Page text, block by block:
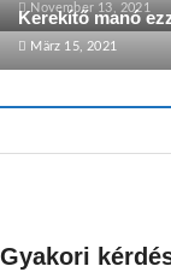
November 13, 2021
Kerekítő manó
März 15, 2021
Gyakori